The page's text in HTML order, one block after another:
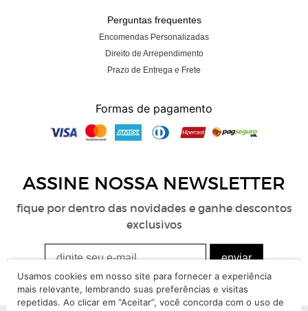
Perguntas frequentes
Encomendas Personalizadas
Direito de Arrependimento
Prazo de Entrega e Frete
Formas de pagamento
ASSINE NOSSA NEWSLETTER
fique por dentro das novidades e ganhe descontos
exclusivos
Usamos cookies em nosso site para fornecer a experiência
mais relevante, lembrando suas preferências e visitas
repetidas. Ao clicar em “Aceitar”, você concorda com o uso de